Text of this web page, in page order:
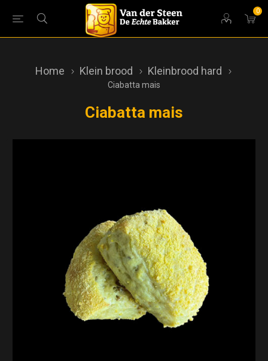
0
Home Klein brood Kleinbrood hard
Ciabatta mais
Ciabatta mais